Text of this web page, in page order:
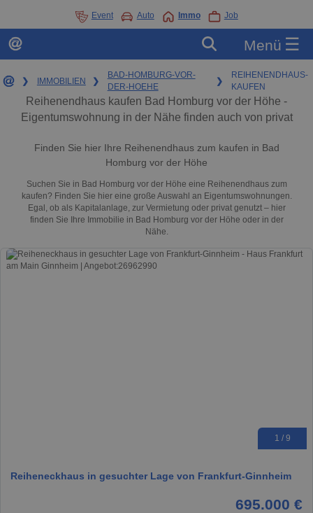
Event Auto Immo Job
Menü ☰
❯ IMMOBILIEN ❯
BAD-HOMBURG-VOR-
DER-HOEHE
❯
REIHENENDHAUS-
KAUFEN
Reihenendhaus kaufen Bad Homburg vor der Höhe -
Eigentumswohnung in der Nähe finden auch von privat
Finden Sie hier Ihre Reihenendhaus zum kaufen in Bad
Homburg vor der Höhe
Suchen Sie in Bad Homburg vor der Höhe eine Reihenendhaus zum
kaufen? Finden Sie hier eine große Auswahl an Eigentumswohnungen.
Egal, ob als Kapitalanlage, zur Vermietung oder privat genutzt – hier
finden Sie Ihre Immobilie in Bad Homburg vor der Höhe oder in der
Nähe.
1 / 9
Reiheneckhaus in gesuchter Lage von Frankfurt-Ginnheim
695.000 €